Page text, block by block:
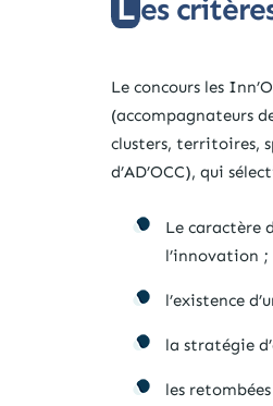
Les
Le concours les
(accompagnateurs
clusters, territoires,
d’AD’OCC), qui
Le caractère
l’innovation ;
l’existence
la stratégie
les